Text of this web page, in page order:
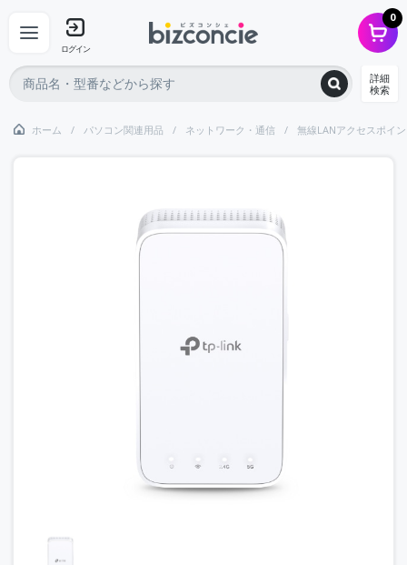
ログイン
0
詳細
検索
ホーム パソコン関連用品 ネットワーク・通信 無線LANアクセスポイ